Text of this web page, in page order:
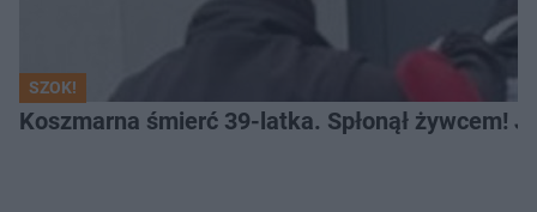
SZOK!
Koszmarna śmierć 39-latka. Spłonął żywcem!